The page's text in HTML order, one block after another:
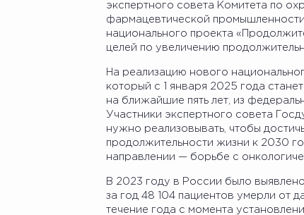
экспертного совета Комитета по
фармацевтической
национального проекта
целей по увеличению
На реализацию нового
который с 1 января 2025 года
на ближайшие пять лет, из
Участники экспертного совета
нужно реализовывать, чтобы
продолжительности жизни к 2030
направлении — борьбе с
В 2023 году в России было
за год 48 104 пациентов умерли от
течение года с момента